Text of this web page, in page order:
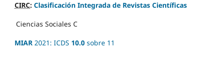
CIRC: Clasificación Integrada de Revistas Científicas
Ciencias Sociales C
MIAR 2021: ICDS 10.0 sobre 11